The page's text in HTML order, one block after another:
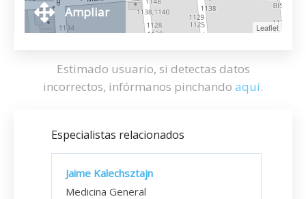
Leaflet
Ampliar
Estimado usuario, si detectas datos
incorrectos, infórmanos pinchando aquí.
Especialistas relacionados
Jaime Kalechsztajn
Medicina General